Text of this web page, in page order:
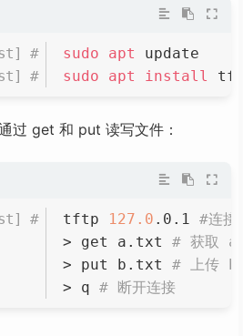
sudo apt
update
sudo
apt install
过 get 和 put 读写文件：
tftp 127.0 .0.1 #连接
> get a.txt # 获取
> put b.txt # 上传
> q # 断开连接